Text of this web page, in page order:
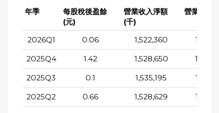
年季
每股稅後盈餘
(元)
營業收入淨額
(千)
營業成本(
2026Q1 0.06 1,522,360
2025Q4 1.42 1,528,650
2025Q3 0.1 1,535,195
2025Q2 0.66 1,528,629